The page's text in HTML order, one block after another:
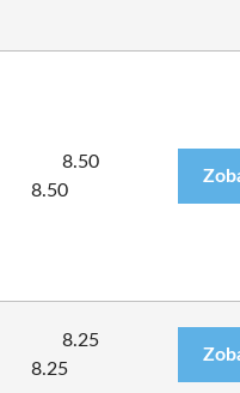
8.50
8.50
8.25
8.25